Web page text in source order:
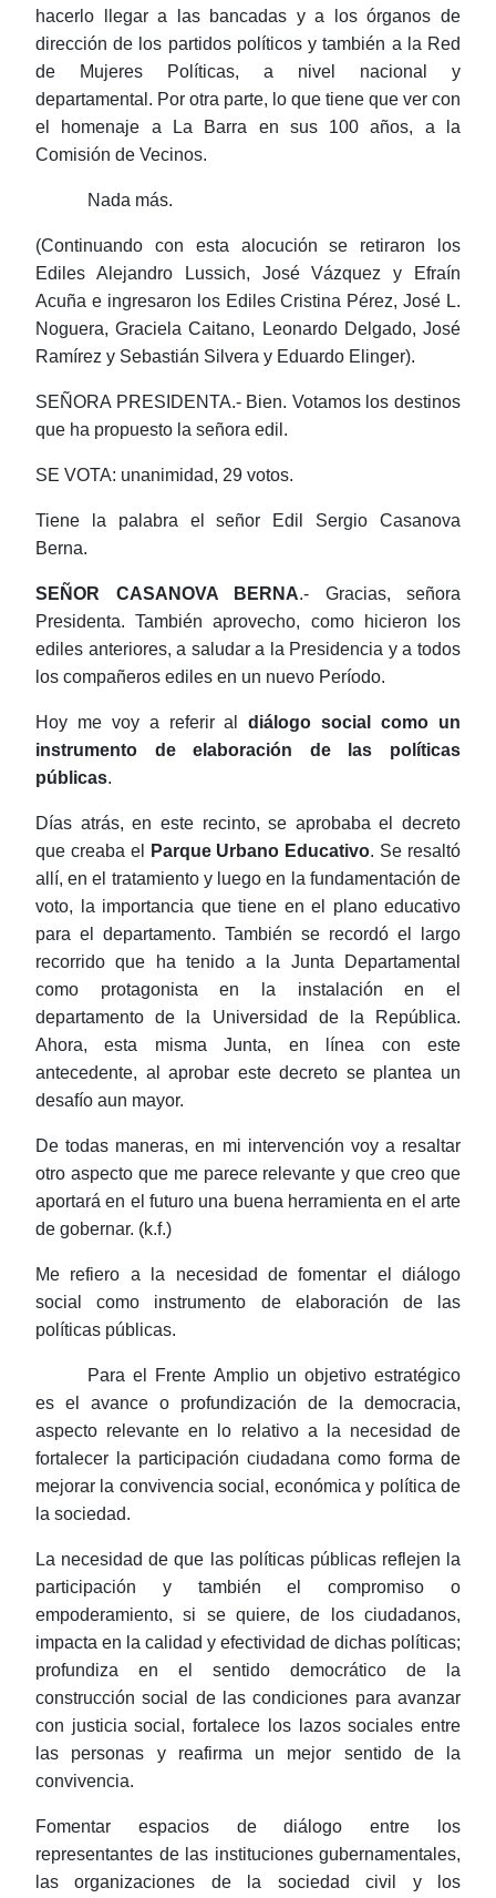
hacerlo llegar a las bancadas y a los órganos de
dirección de los partidos políticos y también a la Red
de Mujeres Políticas, a nivel nacional y
departamental. Por otra parte, lo que tiene que ver con
el homenaje a La Barra en sus 100 años, a la
Comisión de Vecinos.
Nada más.
(Continuando con esta alocución se retiraron los
Ediles Alejandro
Lussich, José Vázquez y Efraín
Acuña e ingresaron los Ediles Cristina Pérez, José L.
Noguera, GracielaCaitano, Leonardo Delgado, José
Ramírez y Sebastián Silvera y Eduardo Elinger).
SEÑORA PRESIDENTA.- Bien. Votamos los destinos
que ha propuesto la señora edil.
SE VOTA: unanimidad, 29 votos.
Tiene la palabra el señor Edil Sergio Casanova
Berna.
SEÑOR CASANOVA BERNA.- Gracias, señora
Presidenta. También aprovecho, como hicieron los
ediles anteriores, a saludar a la Presidencia y a todos
los compañeros ediles en un nuevo Período.
Hoy me voy a referir aldiálogo social como un
instrumento de elaboración de las políticas
públicas.
Días atrás, en este recinto, se aprobaba el decreto
que creaba el
Parque Urbano Educativo. Se resaltó
allí, en el tratamiento y luego en la fundamentación de
voto, la importancia que tiene en el plano educativo
para el departamento. También se recordó el largo
recorrido que ha tenido a la Junta Departamental
como protagonista en la instalación en el
departamento de la Universidad de la República.
Ahora, esta misma Junta, en línea con este
antecedente, al aprobar este decreto se plantea un
desafío aun mayor.
De todas maneras, en mi intervención voy a resaltar
otro aspecto que me parece relevante y que creo que
aportará en el futuro una buena herramienta en el arte
de gobernar. (k.f.)
Me refiero a la necesidad de fomentar el diálogo
social como instrumento de elaboración de las
políticas públicas.
Para el Frente Amplio un objetivo estratégico
es el avance o profundización de la democracia,
aspecto relevante en lo relativo a la necesidad de
fortalecer la participación ciudadana como forma de
mejorar la convivencia social, económica y política de
la sociedad.
La necesidad de que las políticas públicas reflejen la
participación y también el compromiso o
empoderamiento, si se quiere, de los ciudadanos,
impacta en la calidad y efectividad de dichas políticas;
profundiza en el sentido democrático de la
construcción social de las condiciones para avanzar
con justicia social, fortalece los lazos sociales entre
las personas y reafirma un mejor sentido de la
convivencia.
Fomentar espacios de diálogo entre los
representantes de las instituciones gubernamentales,
las organizaciones de la sociedad civil y los